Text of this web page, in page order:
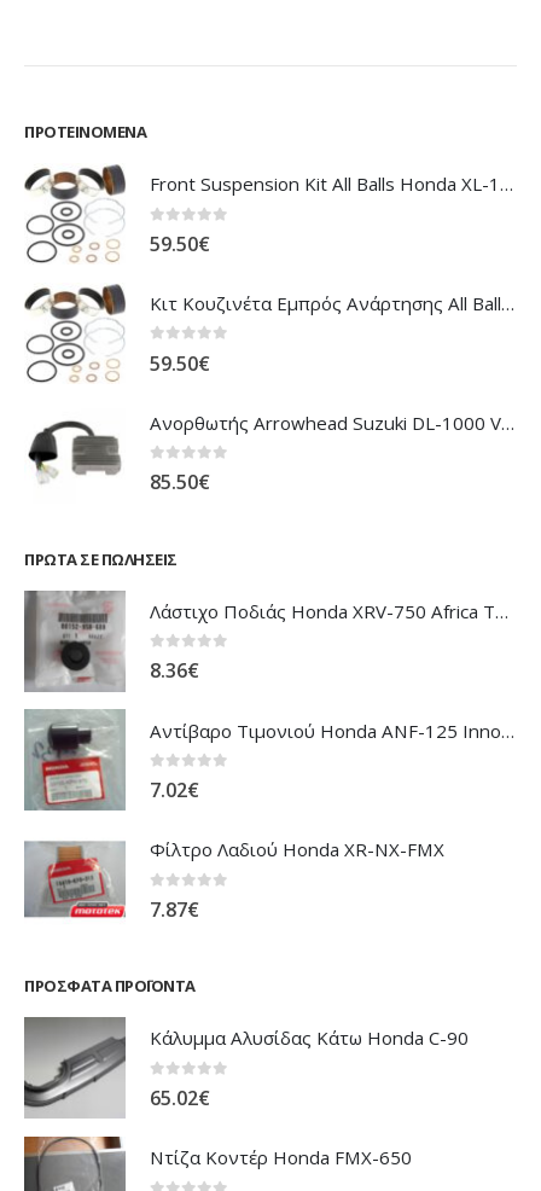
0out of 5
59.50€
0out of 5
59.50€
0out of 5
85.50€
0out of 5
8.36€
0out of 5
7.02€
Φίλτρο Λαδιού Honda XR-NX-FMX
0out of 5
7.87€
Κάλυμμα Αλυσίδας Κάτω Honda C-90
0out of 5
65.02€
Ντίζα Κοντέρ Honda FMX-650
0out of 5
26.79€